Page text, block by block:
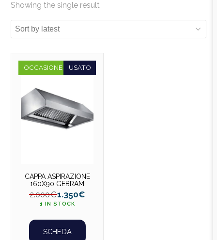
Showing the single result
OCCASIONE
CAPPA ASPIRAZIONE
160X90 GEBRAM
2.000€1.350€
1 IN STOCK
SCHEDA
USATO